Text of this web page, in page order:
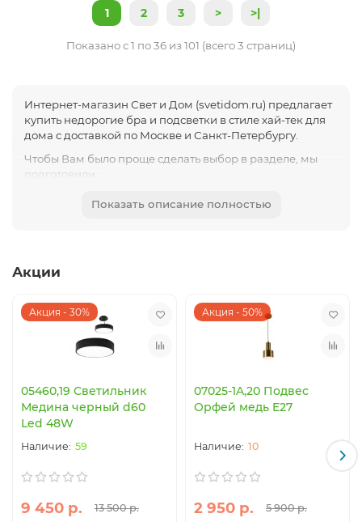
1 2 3 > >|
Показано с 1 по 36 из 101 (всего 3 страниц)
Интернет-магазин Свет и Дом (svetidom.ru) предлагает
купить недорогие бра и подсветки в стиле хай-тек для
дома с доставкой по Москве и Санкт-Петербургу.
Чтобы Вам было проще сделать выбор в разделе, мы
подготовили:
заказа
отнести:
Мы доставим бра и подсветки хай-тек бесплатно
по Москве и СПБ, если вы сделаете заказ на 5
Монтаж и установку светотехники
Регулярныераспродажи, акции и скидочные
программы
Расширенная гарантия на множество продукции
времени на выбор продукции? Звоните по телефону в
удовольствием помогут вам с подбором нужной
Показать описание полностью
Акции
Акция - 30%
05460,19 Светильник
Медина черный d60
Led 48W
59
9 450 р. 13 500 р.
Акция - 50%
07025-1A,20 Подвес
Орфей медь E27
10
2 950 р. 5 900 р.